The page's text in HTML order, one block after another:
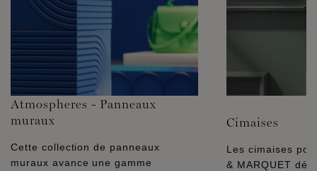
Atmospheres - Panneaux
muraux
Cette collection de panneaux
muraux avance une gamme
Cimaises
Les cimaises
& MARQUET